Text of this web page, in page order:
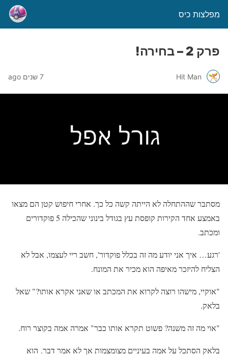
מפלצות כיס
פרק 2 – בחירה!
Hit Man 7 שנים ago
מסתבר שההתחלה לא הייתה קשה כל כך. אחרי חיפוש קטן הם מצאו
באמצע אחד הקירות קופסת עץ בגודל בינוני שהכילה 5 פוקדורים
ומכתב.
'רגע… איך אני יודע מה זה בכלל פוקדור', חשב ריי לעצמו, אבל לא
הצליח להיזכר מאיפה הוא מכיר את המונח.
"אוקיי, מישהו רוצה לקרוא את המכתב או שאני אקרא אותו?" שאל
בלאק.
"אוי מה זה משנה? פשוט תקרא אותו כבר" אמרה אמה בקוצר רוח.
בלאק הסתכל על אמה בעיניים מצומצמות אך לא אמר דבר. הוא